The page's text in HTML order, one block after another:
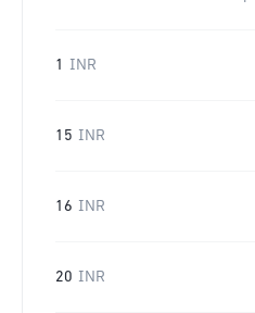
1 INR
15 INR
16 INR
20 INR